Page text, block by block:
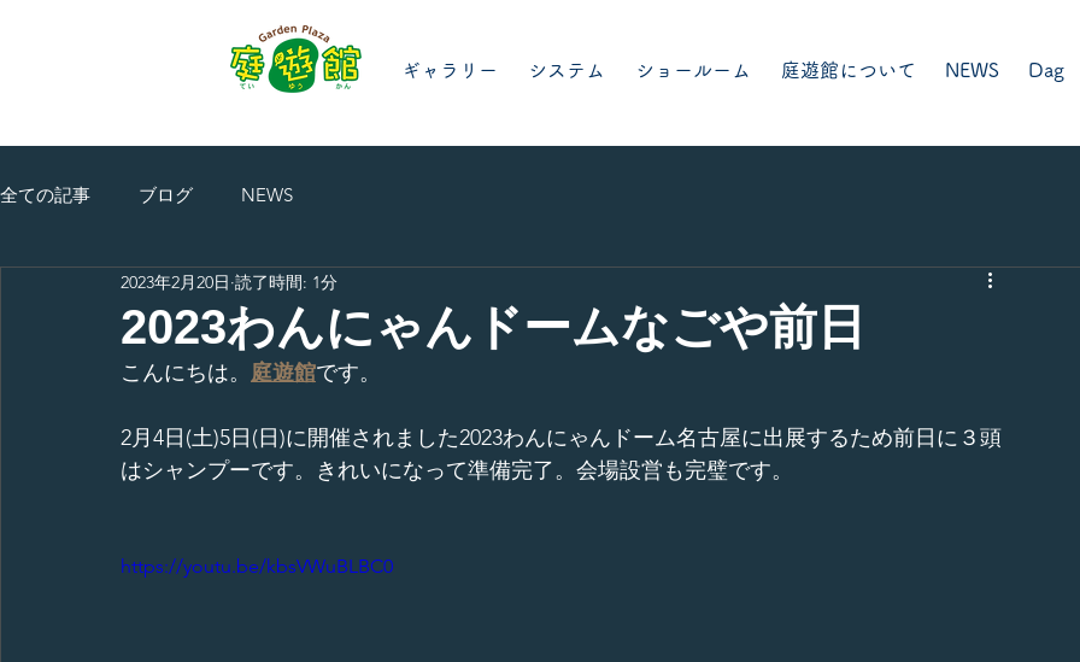
ギャラリー システム ショールーム 庭遊館について NEWS Dag
全ての記事 ブログ NEWS
2023わんにゃんドームなごや前日
2023年2月20日 読了時間: 1分
こんにちは。 庭遊館です。
2月4日(土)5日(日)に開催されました2023わんにゃんドーム名古屋に出展するため前日に３頭
はシャンプーです。きれいになって準備完了。会場設営も完璧です。
https://youtu.be/kbsVWuBLBC0